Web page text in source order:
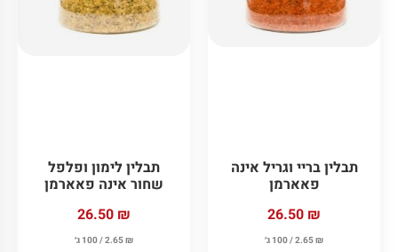
תבלין בריי וגריל אינה
פאארמן
26.50 ₪
2.65₪ / 100 ג׳
תבלין לימון ופלפל
שחור אינה פאארמן
26.50 ₪
2.65₪ / 100 ג׳